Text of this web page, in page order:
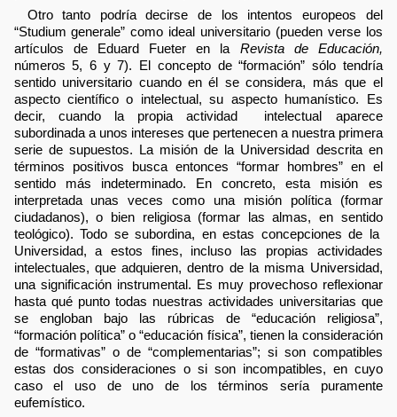
Otro tanto podría decirse de los intentos europeos del
“Studium generale” como ideal universitario (pueden verse los
artículos de Eduard Fueter en la Revista de Educación,
números 5, 6 y 7). El concepto de “formación” sólo tendría
sentido universitario cuando en él se considera, más que el
aspecto científico o intelectual, su aspecto humanístico. Es
decir, cuando la propia actividad intelectual aparece
subordinada a unos intereses que pertenecen a nuestra primera
serie de supuestos. La misión de la Universidad descrita en
términos positivos busca entonces “formar hombres” en el
sentido más indeterminado. En concreto, esta misión es
interpretada unas veces como una misión política (formar
ciudadanos), o bien religiosa (formar las almas, en sentido
teológico). Todo se subordina, en estas concepciones de la
Universidad, a estos fines, incluso las propias actividades
intelectuales, que adquieren, dentro de la misma Universidad,
una significación instrumental. Es muy provechoso reflexionar
hasta qué punto todas nuestras actividades universitarias que
se engloban bajo las rúbricas de “educación religiosa”,
“formación política” o “educación física”, tienen la consideración
de “formativas” o de “complementarias”; si son compatibles
estas dos consideraciones o si son incompatibles, en cuyo
caso el uso de uno de los términos sería puramente
eufemístico.